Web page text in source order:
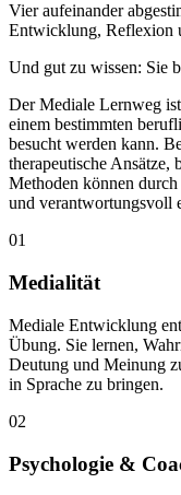
Vier aufeinander
Entwicklung, Reflexion
Und gut zu wissen: Sie
Der Mediale Lernweg
einem bestimmten
besucht werden kann.
therapeutische Ansätze,
Methoden können
und verantwortungsvoll
01
Medialität
Mediale Entwicklung
Übung. Sie lernen,
Deutung und Meinung
in Sprache zu bringen.
02
Psychologie &